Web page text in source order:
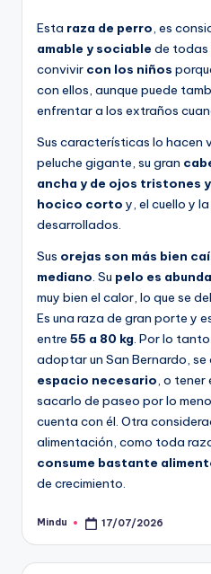
Esta raza de perro, es
amable y sociable de todas
convivir con los niños
con ellos, aunque puede
enfrentar a los extraños
Sus características lo hacen
peluche gigante, su gran
ancha y de ojos tristones
hocico corto y, el cuello y
desarrollados.
Sus orejas son más bien
mediano. Su pelo es
muy bien el calor, lo que se
Es una raza de gran porte y
entre 55 a 80 kg. Por lo
adoptar un San Bernardo,
espacio necesario, o tener
sacarlo de paseo por lo
cuenta con él. Otra
alimentación, como toda
consume bastante
de crecimiento.
Publicado
Mindu 17/07/2026